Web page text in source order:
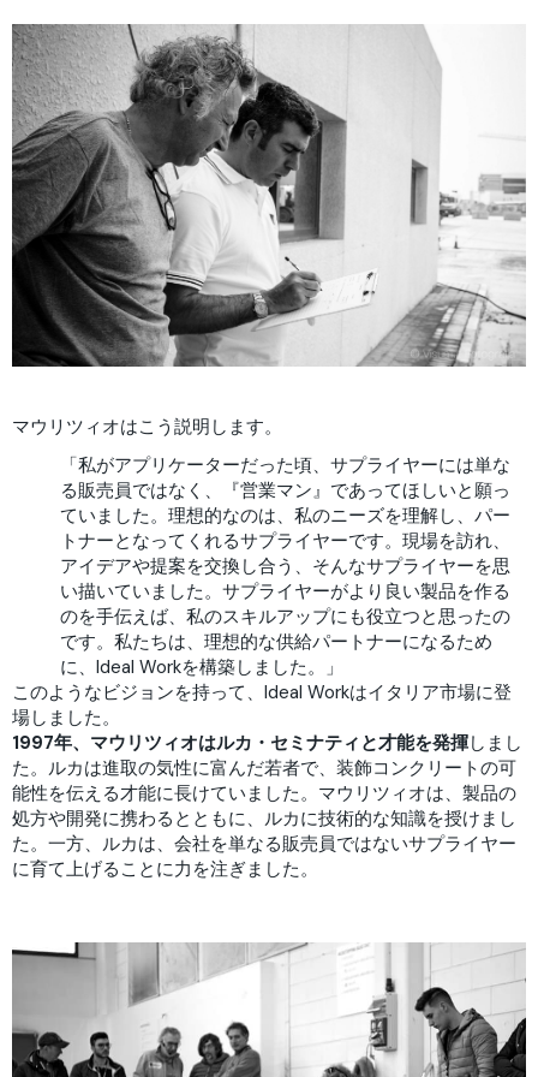
マウリツィオはこう説明します。
「私がアプリケーターだった頃、サプライヤーには単な
る販売員ではなく、『営業マン』であってほしいと願っ
ていました。理想的なのは、私のニーズを理解し、パー
トナーとなってくれるサプライヤーです。現場を訪れ、
アイデアや提案を交換し合う、そんなサプライヤーを思
い描いていました。サプライヤーがより良い製品を作る
のを手伝えば、私のスキルアップにも役立つと思ったの
です。私たちは、理想的な供給パートナーになるため
に、Ideal Workを構築しました。」
このようなビジョンを持って、Ideal Workはイタリア市場に登
場しました。
1997年、マウリツィオはルカ・セミナティと才能を発揮しまし
た。ルカは進取の気性に富んだ若者で、装飾コンクリートの可
能性を伝える才能に長けていました。マウリツィオは、製品の
処方や開発に携わるとともに、ルカに技術的な知識を授けまし
た。一方、ルカは、会社を単なる販売員ではないサプライヤー
に育て上げることに力を注ぎました。